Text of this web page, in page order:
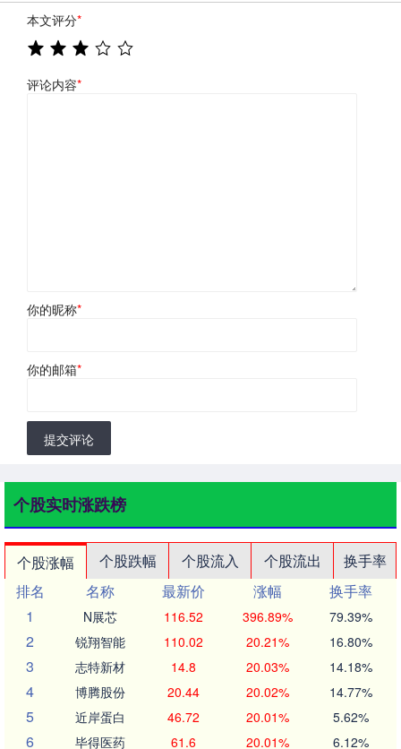
本文评分*
评论内容*
你的昵称*
你的邮箱*
提交评论
个股实时涨跌榜
个股涨幅 个股跌幅 个股流入 个股流出
换手率
排名
名称 最新价 涨幅
换手率
1
N展芯 116.52 396.89% 79.39%
2 锐翔智能 110.02 20.21% 16.80%
3 志特新材 14.8 20.03% 14.18%
4 博腾股份 20.44 20.02% 14.77%
5 近岸蛋白 46.72 20.01% 5.62%
6 毕得医药 61.6 20.01% 6.12%